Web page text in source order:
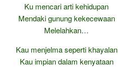
Ku mencari arti kehidupan
Mendaki gunung kekecewaan
Melelahkan…
Kau menjelma seperti khayalan
Kau impian dalam kenyataan